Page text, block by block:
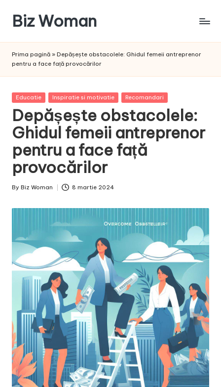
content
Biz Woman
succesul
Prima pagină » Depășește obstacolele: Ghidul femeii antreprenor
pentru a face față provocărilor
Posted
Educatie Inspiratie si motivatie Recomandari
Depășește obstacolele:
Ghidul femeii antreprenor
pentru a face față
provocărilor
Posted
By Biz Woman 8 martie 2024